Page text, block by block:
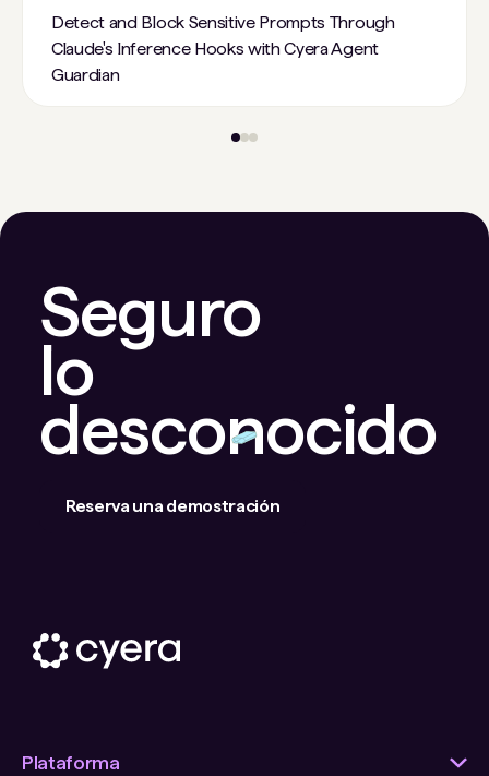
Detect and Block Sensitive Prompts Through
Claude's Inference Hooks with Cyera Agent
Guardian
Seguro
lo
desconocido
Reserva una demostración
Plataforma